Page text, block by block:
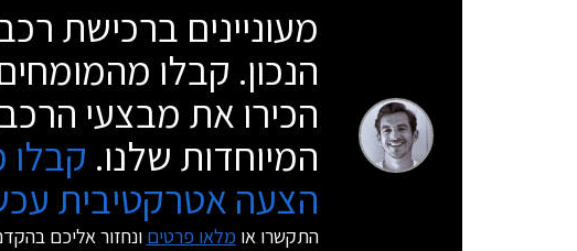
מעוניינים ברכישת
הנכון. קבלו
הכירו את מבצעי
המיוחדות שלנו. קבלו
הצעה אטרקטיבית
התקשרו או מלאו פרטים ונחזור אליכם